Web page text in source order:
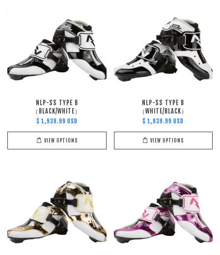
NLP-SS TYPE B
（BLACK/WHITE）
$ 1,939.99 USD
VIEW OPTIONS
NLP-SS TYPE B
（WHITE/BLACK）
$ 1,939.99 USD
VIEW OPTIONS